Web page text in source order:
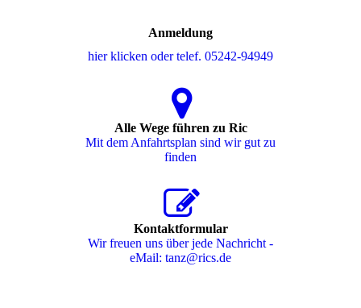
Anmeldung
hier klicken oder telef. 05242-94949
Alle Wege führen zu Ric
Mit dem Anfahrtsplan sind wir gut zu
finden
Kontaktformular
Wir freuen uns über jede Nachricht -
eMail: tanz@rics.de